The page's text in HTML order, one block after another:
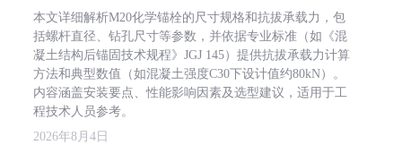
本文详细解析M20化学锚栓的尺寸规格和抗拔承载力，包
括螺杆直径、钻孔尺寸等参数，并依据专业标准（如《混
凝土结构后锚固技术规程》JGJ 145）提供抗拔承载力计算
方法和典型数值（如混凝土强度C30下设计值约80kN）。
内容涵盖安装要点、性能影响因素及选型建议，适用于工
程技术人员参考。
2026年8月4日